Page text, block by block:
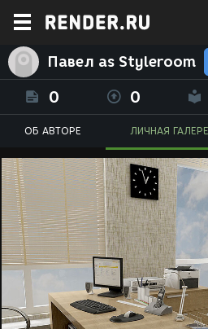
Павел as Styleroom
0 0
ОБ АВТОРЕ ЛИЧНАЯ